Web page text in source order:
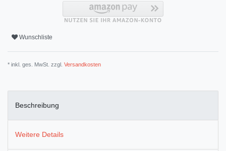
Wunschliste
* inkl. ges. MwSt. zzgl. Versandkosten
Beschreibung
Weitere Details